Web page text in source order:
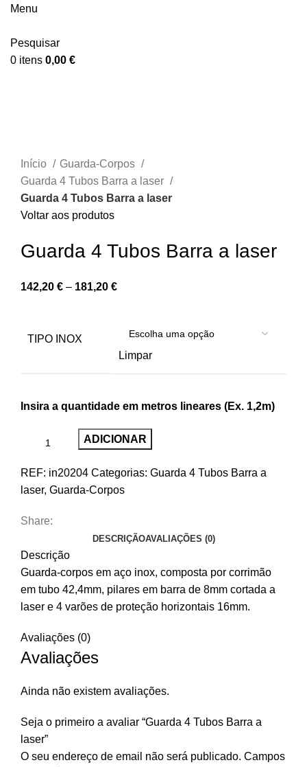
Menu
Pesquisar
0 itens 0,00 €
Início
Guarda-Corpos
Guarda 4 Tubos Barra a laser
Guarda 4 Tubos Barra a laser
Voltar aos produtos
Guarda 4 Tubos Barra a laser
142,20 € – 181,20 €
TIPO INOX
Limpar
Insira a quantidade em metros lineares (Ex. 1,2m)
ADICIONAR
REF: in20204 Categorias: Guarda 4 Tubos Barra a
laser, Guarda-Corpos
Share:
DESCRIÇÃOAVALIAÇÕES (0)
Descrição
Guarda-corpos em aço inox, composta por corrimão
em tubo 42,4mm, pilares em barra de 8mm cortada a
laser e 4 varões de proteção horizontais 16mm.
Avaliações (0)
Avaliações
Ainda não existem avaliações.
Seja o primeiro a avaliar “Guarda 4 Tubos Barra a
laser”
O seu endereço de email não será publicado. Campos